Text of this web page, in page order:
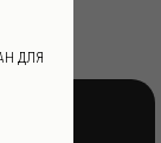
ДЛЯ